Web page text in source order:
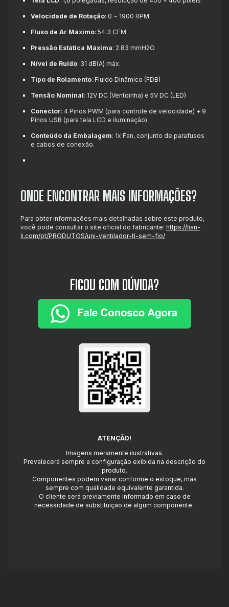
Velocidade de Rotação: 0 ~ 1900 RPM
Fluxo de Ar Máximo: 54.3 CFM
Pressão Estática Máxima: 2.83 mmH2O
Nível de Ruído: 31 dB(A) máx.
Tipo de Rolamento: Fluido Dinâmico (FDB)
Tensão Nominal: 12V DC (Ventoinha) e 5V DC (LED)
Conector: 4 Pinos PWM (para controle de velocidade) + 9
Pinos USB (para tela LCD e iluminação)
Conteúdo da Embalagem: 1x Fan, conjunto de parafusos
e cabos de conexão.
ONDE ENCONTRAR MAIS INFORMAÇÕES?
Para obter informações mais detalhadas sobre este produto,
você pode consultar o site oficial do fabricante: https://lian-
li.com/pt/PRODUTOS/uni-ventilador-tl-sem-fio/
FICOU COM DÚVIDA?
ATENÇÃO!
Imagens meramente ilustrativas.
Prevalecerá sempre a configuração exibida na descrição do
produto.
Componentes podem variar conforme o estoque, mas
sempre com qualidade equivalente garantida.
O cliente será previamente informado em caso de
necessidade de substituição de algum componente.